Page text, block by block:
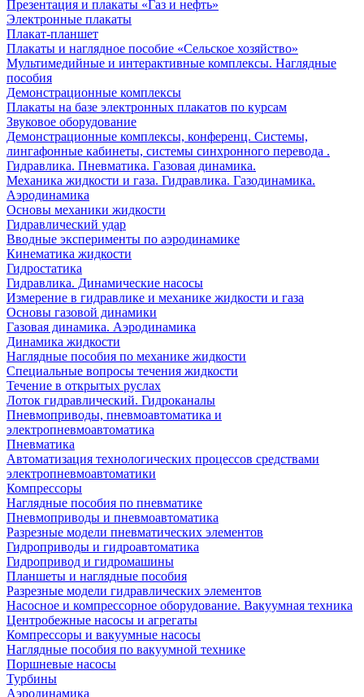
Презентация и плакаты «Газ и нефть»
Электронные плакаты
Плакат-планшет
Плакаты и наглядное пособие «Сельское хозяйство»
Мультимедийные и интерактивные комплексы. Наглядные
пособия
Демонстрационные комплексы
Плакаты на базе электронных плакатов по курсам
Звуковое оборудование
Демонстрационные комплексы, конференц. Системы,
лингафонные кабинеты, системы синхронного перевода .
Гидравлика. Пневматика. Газовая динамика.
Механика жидкости и газа. Гидравлика. Газодинамика.
Аэродинамика
Основы механики жидкости
Гидравлический удар
Вводные эксперименты по аэродинамике
Кинематика жидкости
Гидростатика
Гидравлика. Динамические насосы
Измерение в гидравлике и механике жидкости и газа
Основы газовой динамики
Газовая динамика. Аэродинамика
Динамика жидкости
Наглядные пособия по механике жидкости
Специальные вопросы течения жидкости
Течение в открытых руслах
Лоток гидравлический. Гидроканалы
Пневмоприводы, пневмоавтоматика и
электропневмоавтоматика
Пневматика
Автоматизация технологических процессов средствами
электропневмоавтоматики
Компрессоры
Наглядные пособия по пневматике
Пневмоприводы и пневмоавтоматика
Разрезные модели пневматических элементов
Гидроприводы и гидроавтоматика
Гидропривод и гидромашины
Планшеты и наглядные пособия
Разрезные модели гидравлических элементов
Насосное и компрессорное оборудование. Вакуумная техника
Центробежные насосы и агрегаты
Компрессоры и вакуумные насосы
Наглядные пособия по вакуумной технике
Поршневые насосы
Турбины
Аэродинамика